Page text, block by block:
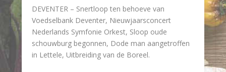
DEVENTER – Snertloop ten behoeve van
Voedselbank Deventer, Nieuwjaarsconcert
Nederlands Symfonie Orkest, Sloop oude
schouwburg begonnen, Dode man aangetroffen
in Lettele, Uitbreiding van de Boreel.